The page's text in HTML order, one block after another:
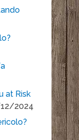
at Risk
2024